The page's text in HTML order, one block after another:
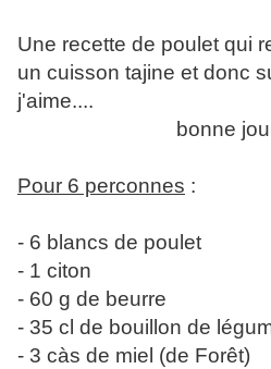
Une recette de poulet qui
un cuisson tajine et donc
j'aime....
bonne
Pour 6 perconnes :
- 6 blancs de poulet
- 1 citon
- 60 g de beurre
- 35 cl de bouillon de
- 3 càs de miel (de Forêt)